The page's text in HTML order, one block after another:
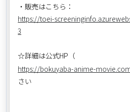
・販売はこちら：
https://toei-
3
☆詳細は公式HP（
https://bokuyaba-anime-
さい